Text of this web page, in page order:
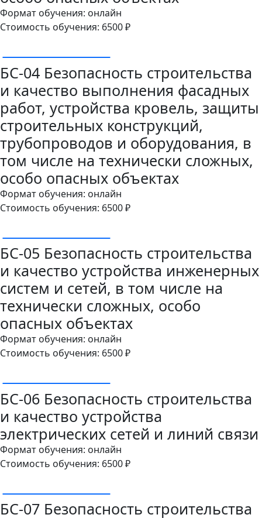
Формат обучения: онлайн
Стоимость обучения: 6500 ₽
БС-04 Безопасность строительства
и качество выполнения фасадных
работ, устройства кровель, защиты
строительных конструкций,
трубопроводов и оборудования, в
том числе на технически сложных,
особо опасных объектах
Формат обучения: онлайн
Стоимость обучения: 6500 ₽
БС-05 Безопасность строительства
и качество устройства инженерных
систем и сетей, в том числе на
технически сложных, особо
опасных объектах
Формат обучения: онлайн
Стоимость обучения: 6500 ₽
БС-06 Безопасность строительства
и качество устройства
электрических сетей и линий связи
Формат обучения: онлайн
Стоимость обучения: 6500 ₽
БС-07 Безопасность строительства